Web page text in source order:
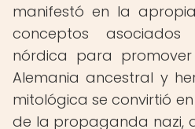
manifestó en la
conceptos
nórdica para
Alemania ancestral y
mitológica se convirtió
de la propaganda nazi,